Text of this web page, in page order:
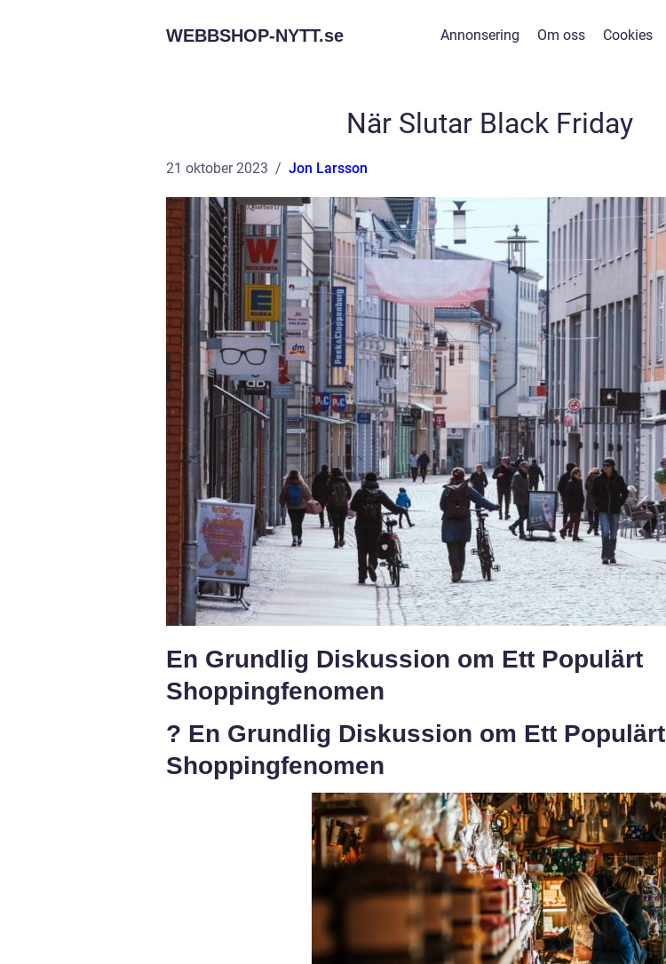
WEBBSHOP-NYTT.se Annonsering Om oss Cookies
När Slutar Black Friday
21 oktober 2023 Jon Larsson
En Grundlig Diskussion om Ett Populärt
Shoppingfenomen
? En Grundlig Diskussion om Ett Populärt
Shoppingfenomen